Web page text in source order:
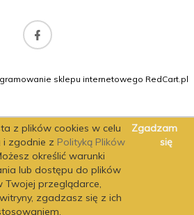
sklepu internetowego RedCart.pl
z plików cookies w celu
i zgodnie z Polityką Plików
określić warunki
lub dostępu do plików
Twojej przeglądarce,
zgadzasz się z ich
Zgadzam
się